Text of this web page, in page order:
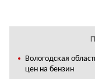
Вологодская
цен на бензин